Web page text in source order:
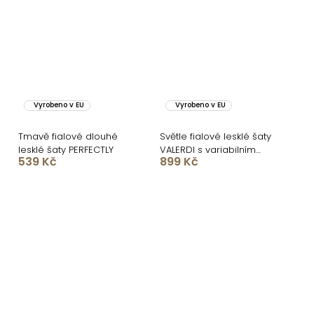
Vyrobeno v EU
Tmavě fialové dlouhé
lesklé šaty PERFECTLY
539 Kč
Vyrobeno v EU
Světle fialové lesklé šaty
VALERDI s variabilním
vázáním a rozparkem
899 Kč